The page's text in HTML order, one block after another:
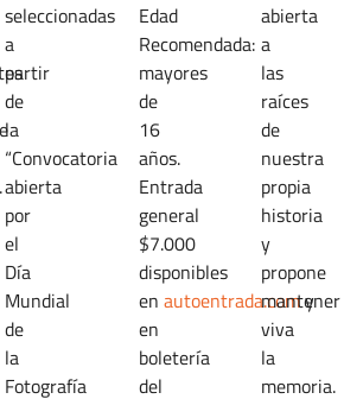
seleccionadas
a
partir
de
la
“Convocatoria
abierta
por
el
Día
Mundial
de
la
Fotografía
Edad
Recomendada:
mayores
de
16
años.
Entrada
general
$7.000
disponibles
enautoentrada.comy
en
boletería
del
abierta
a
las
raíces
de
nuestra
propia
historia
y
propone
mantener
viva
la
memoria.